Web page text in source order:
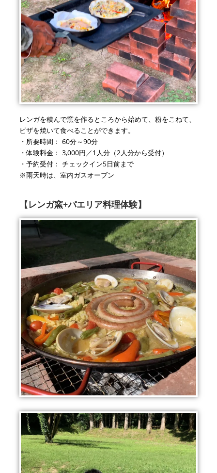
レンガを積んで窯を作るところから始めて、粉をこねて、
ピザを焼いて食べることができます。
・所要時間： 60分～90分
・体験料金： 3,000円／1人分（2人分から受付）
・予約受付： チェックイン5日前まで
※雨天時は、室内ガスオーブン
【レンガ窯+パエリア料理体験】